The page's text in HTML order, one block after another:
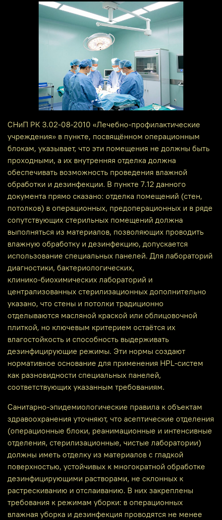
СНиП РК 3.02‑08‑2010 «Лечебно‑профилактические
учреждения» в пункте, посвящённом операционным
блокам, указывает, что эти помещения не должны быть
проходными, а их внутренняя отделка должна
обеспечивать возможность проведения влажной
обработки и дезинфекции. В пункте 7.12 данного
документа прямо сказано: отделка помещений (стен,
потолков) в операционных, предоперационных и в ряде
сопутствующих стерильных помещений должна
выполняться из материалов, позволяющих проводить
влажную обработку и дезинфекцию, допускается
использование специальных панелей. Для лабораторий
диагностики, бактериологических,
клинико‑биохимических лабораторий и
централизованных стерилизационных дополнительно
указано, что стены и потолки традиционно
отделываются масляной краской или облицовочной
плиткой, но ключевым критерием остаётся их
влагостойкость и способность выдерживать
дезинфицирующие режимы. Эти нормы создают
нормативное основание для применения HPL-систем
как разновидности специальных панелей,
соответствующих указанным требованиям.
Санитарно‑эпидемиологические правила к объектам
здравоохранения уточняют, что асептические отделения
(операционные блоки, реанимационные и интенсивные
отделения, стерилизационные, чистые лаборатории)
должны иметь отделку из материалов с гладкой
поверхностью, устойчивых к многократной обработке
дезинфицирующими растворами, не склонных к
растрескиванию и отслаиванию. В них закреплены
требования к режимам уборки: в операционных
влажная уборка и дезинфекция проводятся не менее